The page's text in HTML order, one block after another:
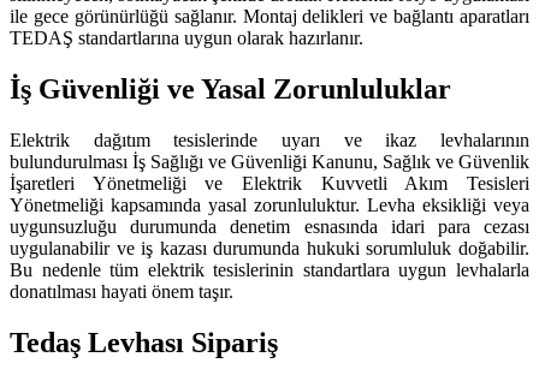
ile gece görünürlüğü sağlanır. Montaj delikleri ve bağlantı aparatları
TEDAŞ standartlarına uygun olarak hazırlanır.
İş Güvenliği ve Yasal Zorunluluklar
Elektrik dağıtım tesislerinde uyarı ve ikaz levhalarının
bulundurulması İş Sağlığı ve Güvenliği Kanunu, Sağlık ve Güvenlik
İşaretleri Yönetmeliği ve Elektrik Kuvvetli Akım Tesisleri
Yönetmeliği kapsamında yasal zorunluluktur. Levha eksikliği veya
uygunsuzluğu durumunda denetim esnasında idari para cezası
uygulanabilir ve iş kazası durumunda hukuki sorumluluk doğabilir.
Bu nedenle tüm elektrik tesislerinin standartlara uygun levhalarla
donatılması hayati önem taşır.
Tedaş Levhası Sipariş